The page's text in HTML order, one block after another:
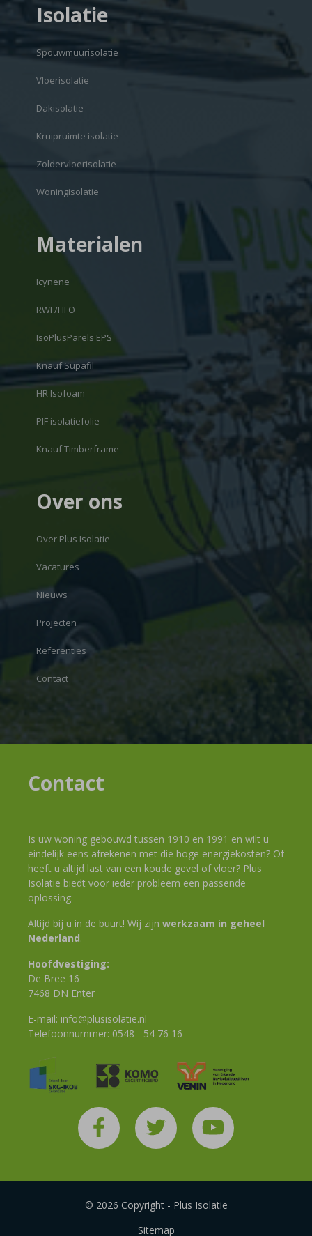
Isolatie
Spouwmuurisolatie
Vloerisolatie
Dakisolatie
Kruipruimte isolatie
Zoldervloerisolatie
Woningisolatie
Materialen
Icynene
RWF/HFO
IsoPlusParels EPS
Knauf Supafil
HR Isofoam
PIF isolatiefolie
Knauf Timberframe
Over ons
Over Plus Isolatie
Vacatures
Nieuws
Projecten
Referenties
Contact
Contact
Is uw woning gebouwd tussen 1910 en 1991 en wilt u
eindelijk eens afrekenen met die hoge energiekosten? Of
heeft u altijd last van een koude gevel of vloer? Plus
Isolatie biedt voor ieder probleem een passende
oplossing.
Altijd bij u in de buurt! Wij zijn werkzaam in geheel
Nederland.
Hoofdvestiging:
De Bree 16
7468 DN Enter
E-mail: info@plusisolatie.nl
Telefoonnummer: 0548 - 54 76 16
© 2026 Copyright - Plus Isolatie
Sitemap